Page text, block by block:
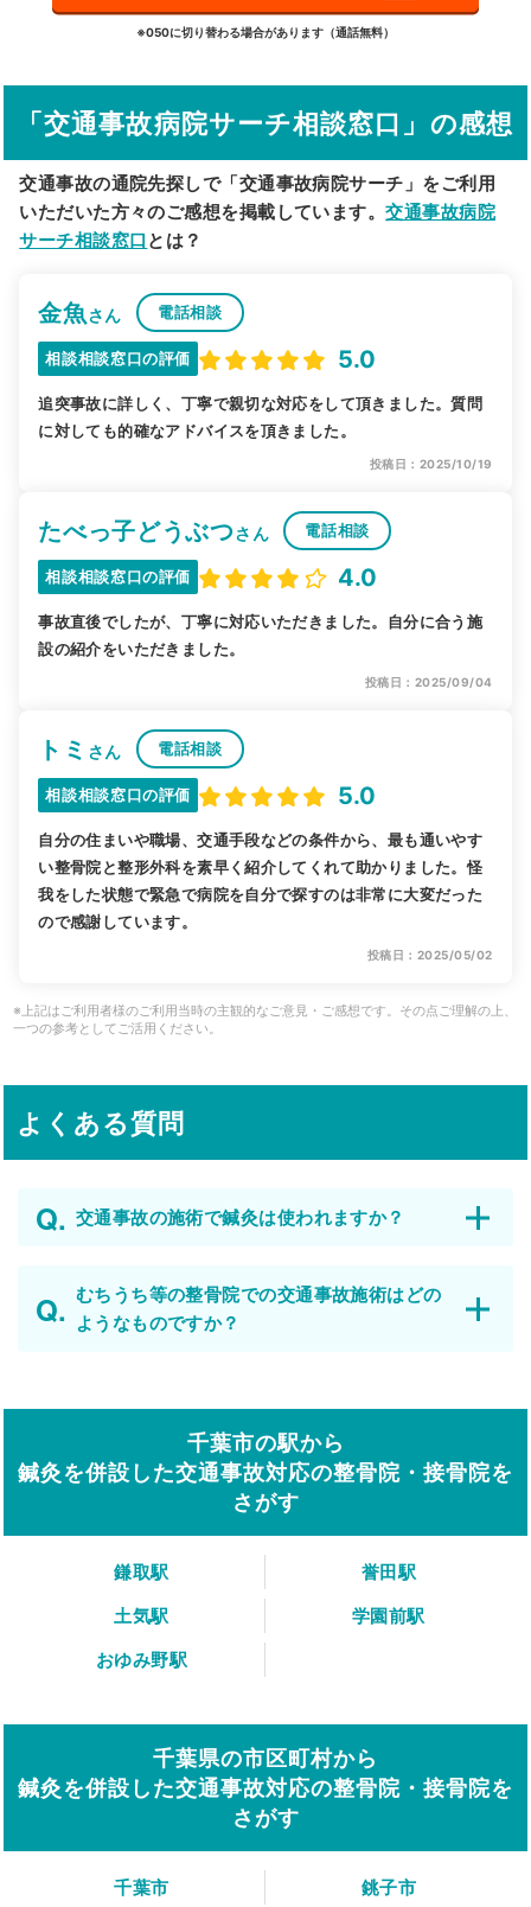
詳細条件で絞り込む
駅から探す 院名から探す
※050に切り替わる場合があります（通話無料）
「交通事故病院サーチ相談窓口」の感想
交通事故の通院先探しで「交通事故病院サーチ」をご利用
いただいた方々のご感想を掲載しています。交通事故病院
サーチ相談窓口 とは？
金魚さん 電話相談
相談相談窓口の評価 5.0
追突事故に詳しく、丁寧で親切な対応をして頂きました。質問
に対しても的確なアドバイスを頂きました。
投稿日：2025/10/19
たべっ子どうぶつさん 電話相談
相談相談窓口の評価 4.0
事故直後でしたが、丁寧に対応いただきました。自分に合う施
設の紹介をいただきました。
投稿日：2025/09/04
トミ さん 電話相談
相談相談窓口の評価 5.0
自分の住まいや職場、交通手段などの条件から、最も通いやす
い整骨院と整形外科を素早く紹介してくれて助かりました。怪
我をした状態で緊急で病院を自分で探すのは非常に大変だった
ので感謝しています。
投稿日：2025/05/02
※上記はご利用者様のご利用当時の主観的なご意見・ご感想です。その点ご理解の上、
一つの参考としてご活用ください。
よくある質問
交通事故の施術で鍼灸は使われますか？
むちうち等の整骨院での交通事故施術はどの
ようなものですか？
千葉市の駅から
鍼灸を併設した交通事故対応の整骨院・接骨院を
さがす
鎌取駅
誉田駅
土気駅
学園前駅
おゆみ野駅
千葉県の市区町村から
鍼灸を併設した交通事故対応の整骨院・接骨院を
さがす
千葉市 銚子市